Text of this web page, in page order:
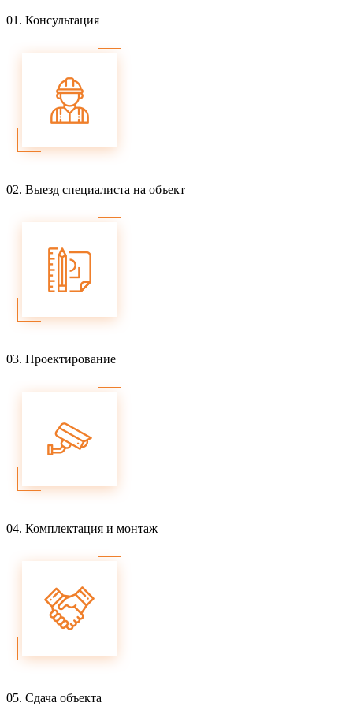
01. Консультация
02. Выезд специалиста на объект
03. Проектирование
04. Комплектация и монтаж
05. Сдача объекта